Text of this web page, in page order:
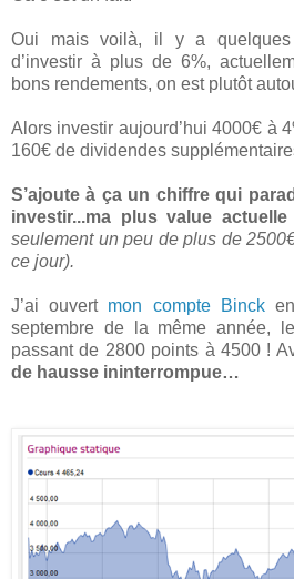
Oui mais voilà, il y a
d’investir à plus de 6%,
bons rendements, on est plutôt
Alors investir aujourd’hui 4000€ à
160€ de dividendes
S’ajoute à ça un chiffre qui
investir...ma plus value actuelle
seulement un peu de plus de
ce jour).
J’ai ouvert mon compte Bincken
septembre de la même année,
passant de 2800 points à 4500 !
de hausse ininterrompue…